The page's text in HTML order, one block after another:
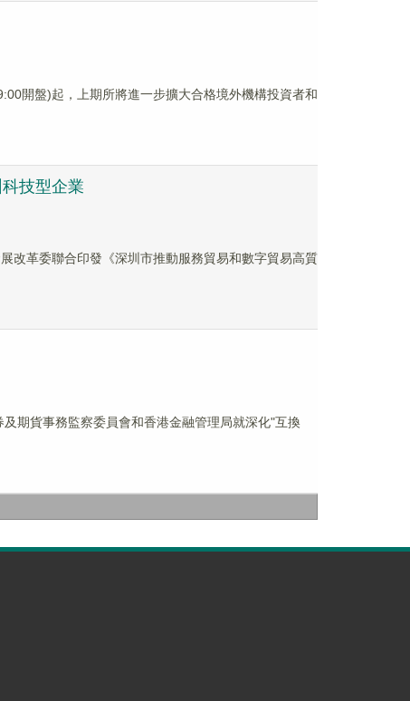
開盤)起，上期所將進一步擴大合格境外機構投資者和
技型企業
改革委聯合印發《深圳市推動服務貿易和數字貿易高質
期貨事務監察委員會和香港金融管理局就深化"互換